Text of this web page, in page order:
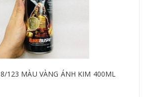
Sơn xịt Samurai - 8/123 MÀU VÀNG ÁNH KIM 400ML